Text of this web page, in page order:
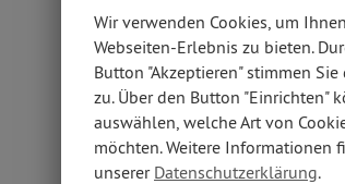
Fahrer- /Beifahrerairbag
Wir verwenden Cookies, um
Webseiten-Erlebnis zu bieten.
Button "Akzeptieren" stimmen
zu. Über den Button "Einrichten"
auswählen, welche Art von
möchten. Weitere Informationen
unserer Datenschutzerklärung.